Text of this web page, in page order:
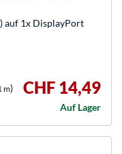
auf 1x DisplayPort
m) CHF 14,49
Auf Lager